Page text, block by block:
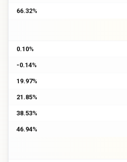
66.32%
0.10%
-0.14%
19.97%
21.85%
38.53%
46.94%